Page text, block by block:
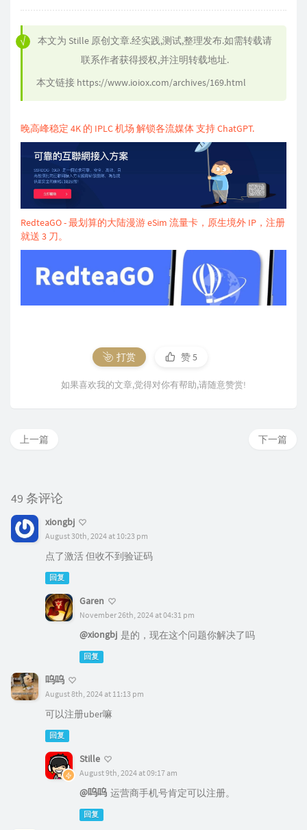
本文为 Stille 原创文章.经实践,测试,整理发布.如需转载请
联系作者获得授权,并注明转载地址.
本文链接 https://www.ioiox.com/archives/169.html
晚高峰稳定 4K 的 IPLC 机场 解锁各流媒体 支持 ChatGPT.
RedteaGO - 最划算的大陆漫游 eSim 流量卡，原生境外 IP，注册
就送 3 刀。
打赏 赞5
如果喜欢我的文章,觉得对你有帮助,请随意赞赏!
下一篇
上一篇
49 条评论
xiongbj
August 30th, 2024 at 10:23 pm
点了激活 但收不到验证码
回复
Garen
November 26th, 2024 at 04:31 pm
@xiongbj 是的，现在这个问题你解决了吗
回复
呜呜
August 8th, 2024 at 11:13 pm
可以注册uber嘛
回复
Stille
August 9th, 2024 at 09:17 am
@呜呜 运营商手机号肯定可以注册。
回复